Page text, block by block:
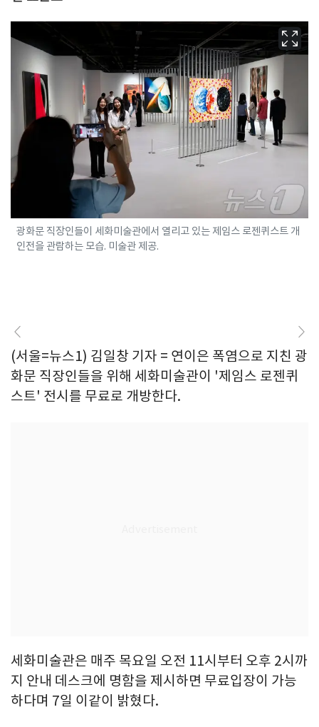
광화문 직장인들이 세화미술관에서 열리고 있는 제임스 로젠퀴스트 개
인전을 관람하는 모습. 미술관 제공.
(서울=뉴스1) 김일창 기자 = 연이은 폭염으로 지친 광
화문 직장인들을 위해 세화미술관이 '제임스 로젠퀴
스트' 전시를 무료로 개방한다.
세화미술관은 매주 목요일 오전 11시부터 오후 2시까
지 안내 데스크에 명함을 제시하면 무료입장이 가능
하다며 7일 이같이 밝혔다.